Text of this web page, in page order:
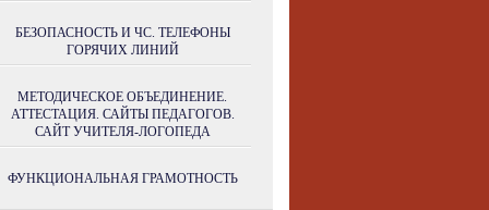
БЕЗОПАСНОСТЬ И ЧС. ТЕЛЕФОНЫ
ГОРЯЧИХ ЛИНИЙ
МЕТОДИЧЕСКОЕ ОБЪЕДИНЕНИЕ.
АТТЕСТАЦИЯ. САЙТЫ ПЕДАГОГОВ.
САЙТ УЧИТЕЛЯ-ЛОГОПЕДА
ФУНКЦИОНАЛЬНАЯ ГРАМОТНОСТЬ